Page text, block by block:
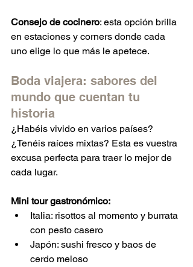
Consejo de cocinero: esta opción brilla
en estaciones y corners donde cada
uno elige lo que más le apetece.
Boda viajera: sabores del
mundo que cuentan tu
historia
¿Habéis vivido en varios países?
¿Tenéis raíces mixtas? Esta es vuestra
excusa perfecta para traer lo mejor de
cada lugar.
Mini tour gastronómico:
Italia: risottos al momento y burrata
con pesto casero
Japón: sushi fresco y baos de
cerdo meloso